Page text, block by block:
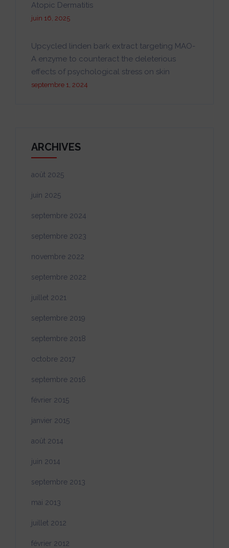
Atopic Dermatitis
juin 16, 2025
Upcycled linden bark extract targeting MAO-
A enzyme to counteract the deleterious
effects of psychological stress on skin
septembre 1, 2024
ARCHIVES
août 2025
juin 2025
septembre 2024
septembre 2023
novembre 2022
septembre 2022
juillet 2021
septembre 2019
septembre 2018
octobre 2017
septembre 2016
février 2015
janvier 2015
août 2014
juin 2014
septembre 2013
mai 2013
juillet 2012
février 2012